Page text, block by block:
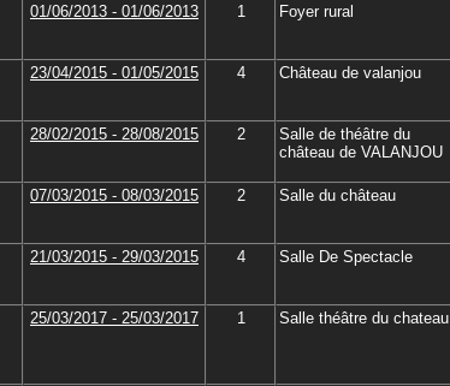
01/06/2013 - 01/06/2013 1 Foyer rural
23/04/2015 - 01/05/2015 4 Château de valanjou
28/02/2015 - 28/08/2015 2
Salle de théâtre du
château de VALANJOU
07/03/2015 - 08/03/2015 2 Salle du château
21/03/2015 - 29/03/2015 4 Salle De Spectacle
25/03/2017 - 25/03/2017 1 Salle théâtre du chateau